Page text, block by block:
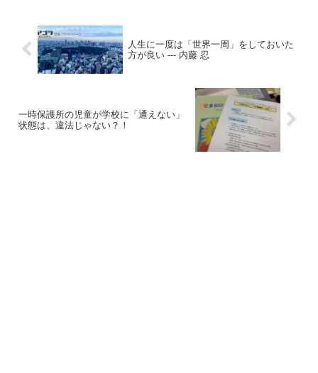
人生に一度は「世界一周」をしておいた
方が良い --- 内藤 忍
一時保護所の児童が学校に「通えない」
状態は、違法じゃない？！